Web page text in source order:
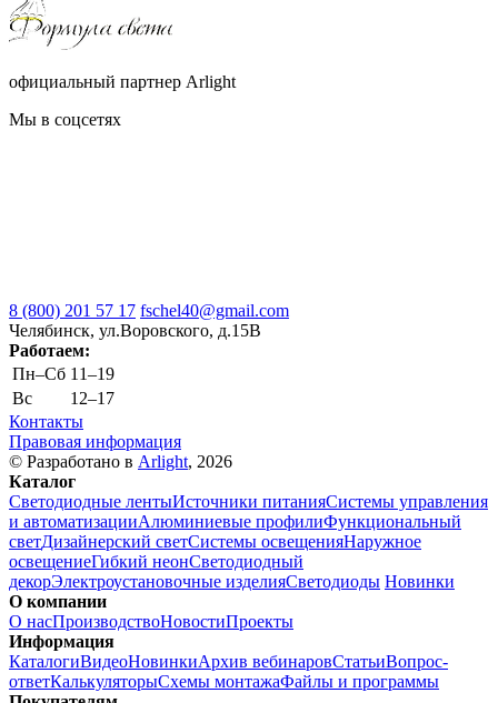
официальный партнер Arlight
Мы в соцсетях
8 (800) 201 57 17 fschel40@gmail.com
Челябинск, ул.Воровского, д.15В
Работаем:
Пн–Cб 11–19
Вс
12–17
Контакты
Правовая информация
© Разработано в Arlight, 2026
Каталог
Светодиодные лентыИсточники питанияСистемы управления
и автоматизацииАлюминиевые профилиФункциональный
светДизайнерский светСистемы освещенияНаружное
освещениеГибкий неонСветодиодный
декорЭлектроустановочные изделияСветодиоды Новинки
О компании
О насПроизводствоНовостиПроекты
Информация
КаталогиВидеоНовинкиАрхив вебинаровСтатьиВопрос-
ответКалькуляторыСхемы монтажаФайлы и программы